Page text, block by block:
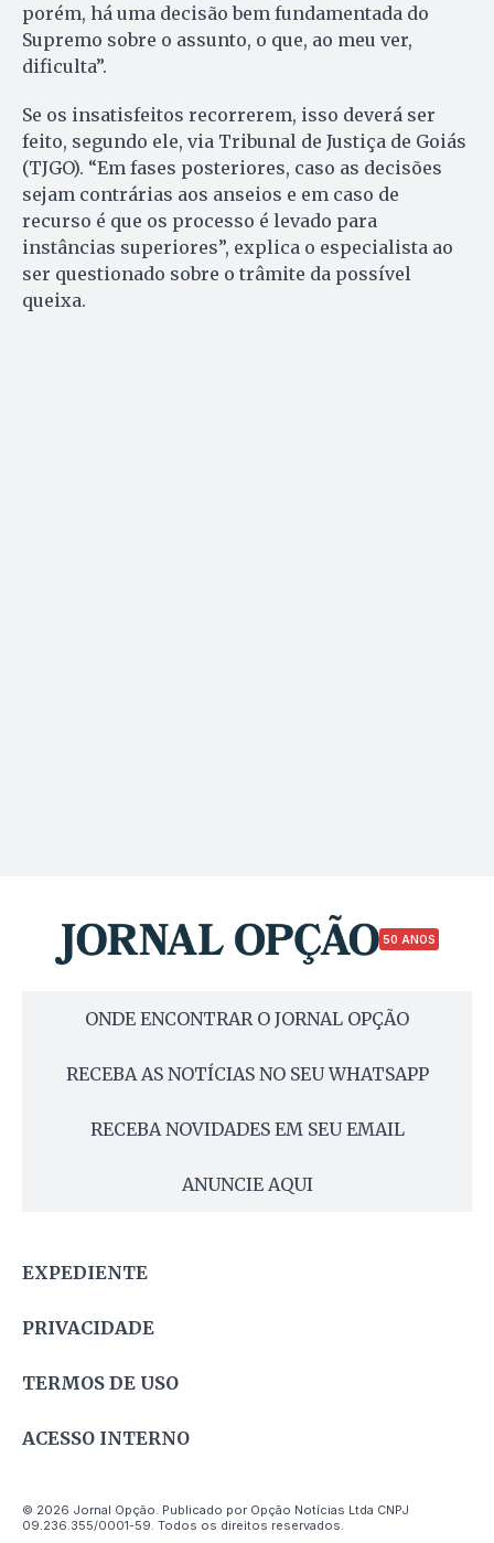
porém, há uma decisão bem fundamentada do
Supremo sobre o assunto, o que, ao meu ver,
dificulta”.
Se os insatisfeitos recorrerem, isso deverá ser
feito, segundo ele, via Tribunal de Justiça de Goiás
(TJGO). “Em fases posteriores, caso as decisões
sejam contrárias aos anseios e em caso de
recurso é que os processo é levado para
instâncias superiores”, explica o especialista ao
ser questionado sobre o trâmite da possível
queixa.
50 ANOS
ONDE ENCONTRAR O JORNAL OPÇÃO
RECEBA AS NOTÍCIAS NO SEU WHATSAPP
RECEBA NOVIDADES EM SEU EMAIL
ANUNCIE AQUI
EXPEDIENTE
PRIVACIDADE
TERMOS DE USO
ACESSO INTERNO
© 2026 Jornal Opção. Publicado por Opção Notícias Ltda CNPJ
09.236.355/0001-59. Todos os direitos reservados.